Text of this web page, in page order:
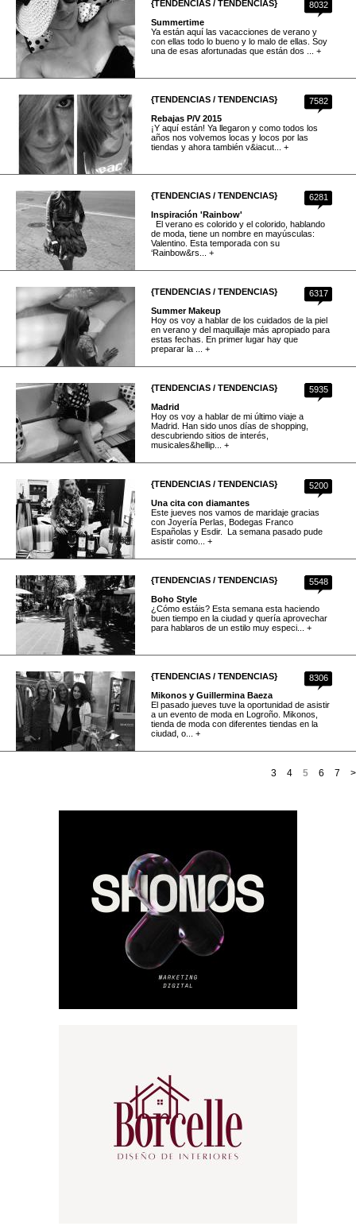
8032
{TENDENCIAS / TENDENCIAS}
Summertime
Ya están aquí las vacacciones de verano y
con ellas todo lo bueno y lo malo de ellas. Soy
una de esas afortunadas que están dos ... +
7582
{TENDENCIAS / TENDENCIAS}
Rebajas P/V 2015
¡Y aquí están! Ya llegaron y como todos los
años nos volvemos locas y locos por las
tiendas y ahora también v&iacut... +
6281
{TENDENCIAS / TENDENCIAS}
Inspiración 'Rainbow'
El verano es colorido y el colorido, hablando
de moda, tiene un nombre en mayúsculas:
Valentino. Esta temporada con su
‘Rainbow&rs... +
6317
{TENDENCIAS / TENDENCIAS}
Summer Makeup
Hoy os voy a hablar de los cuidados de la piel
en verano y del maquillaje más apropiado para
estas fechas. En primer lugar hay que
preparar la ... +
5935
{TENDENCIAS / TENDENCIAS}
Madrid
Hoy os voy a hablar de mi último viaje a
Madrid. Han sido unos días de shopping,
descubriendo sitios de interés,
musicales&hellip... +
5200
{TENDENCIAS / TENDENCIAS}
Una cita con diamantes
Este jueves nos vamos de maridaje gracias
con Joyería Perlas, Bodegas Franco
Españolas y Esdir. La semana pasado pude
asistir como... +
5548
{TENDENCIAS / TENDENCIAS}
Boho Style
¿Cómo estáis? Esta semana esta haciendo
buen tiempo en la ciudad y quería aprovechar
para hablaros de un estilo muy especi... +
8306
{TENDENCIAS / TENDENCIAS}
Mikonos y Guillermina Baeza
El pasado jueves tuve la oportunidad de asistir
a un evento de moda en Logroño. Mikonos,
tienda de moda con diferentes tiendas en la
ciudad, o... +
>
3 4 5 6 7